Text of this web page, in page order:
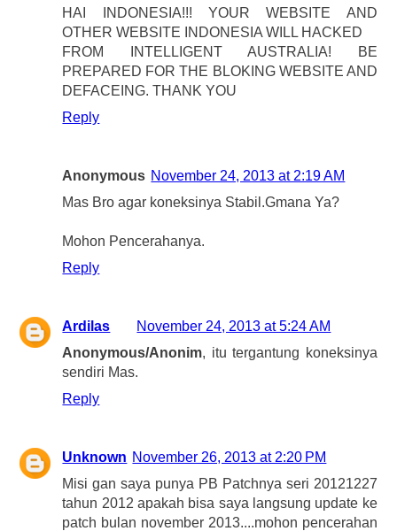
HAI INDONESIA!!! YOUR WEBSITE AND
OTHER WEBSITE INDONESIA WILL HACKED
FROM INTELLIGENT AUSTRALIA! BE
PREPARED FOR THE BLOKING WEBSITE AND
DEFACEING. THANK YOU
Reply
Anonymous November 24, 2013 at 2:19 AM
Mas Bro agar koneksinya Stabil.Gmana Ya?
Mohon Pencerahanya.
Reply
Ardilas
November 24, 2013 at 5:24 AM
Anonymous/Anonim, itu tergantung koneksinya
sendiri Mas.
Reply
Unknown November 26, 2013 at 2:20 PM
Misi gan saya punya PB Patchnya seri 20121227
tahun 2012 apakah bisa saya langsung update ke
patch bulan november 2013....mohon pencerahan